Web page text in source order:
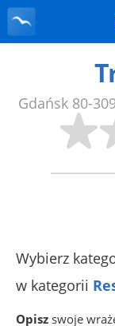
Gdańsk 80-
Wybierz
w kategorii
Opisz swoje